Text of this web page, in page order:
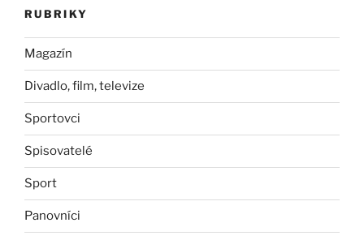
RUBRIKY
Magazín
Divadlo, film, televize
Sportovci
Spisovatelé
Sport
Panovníci